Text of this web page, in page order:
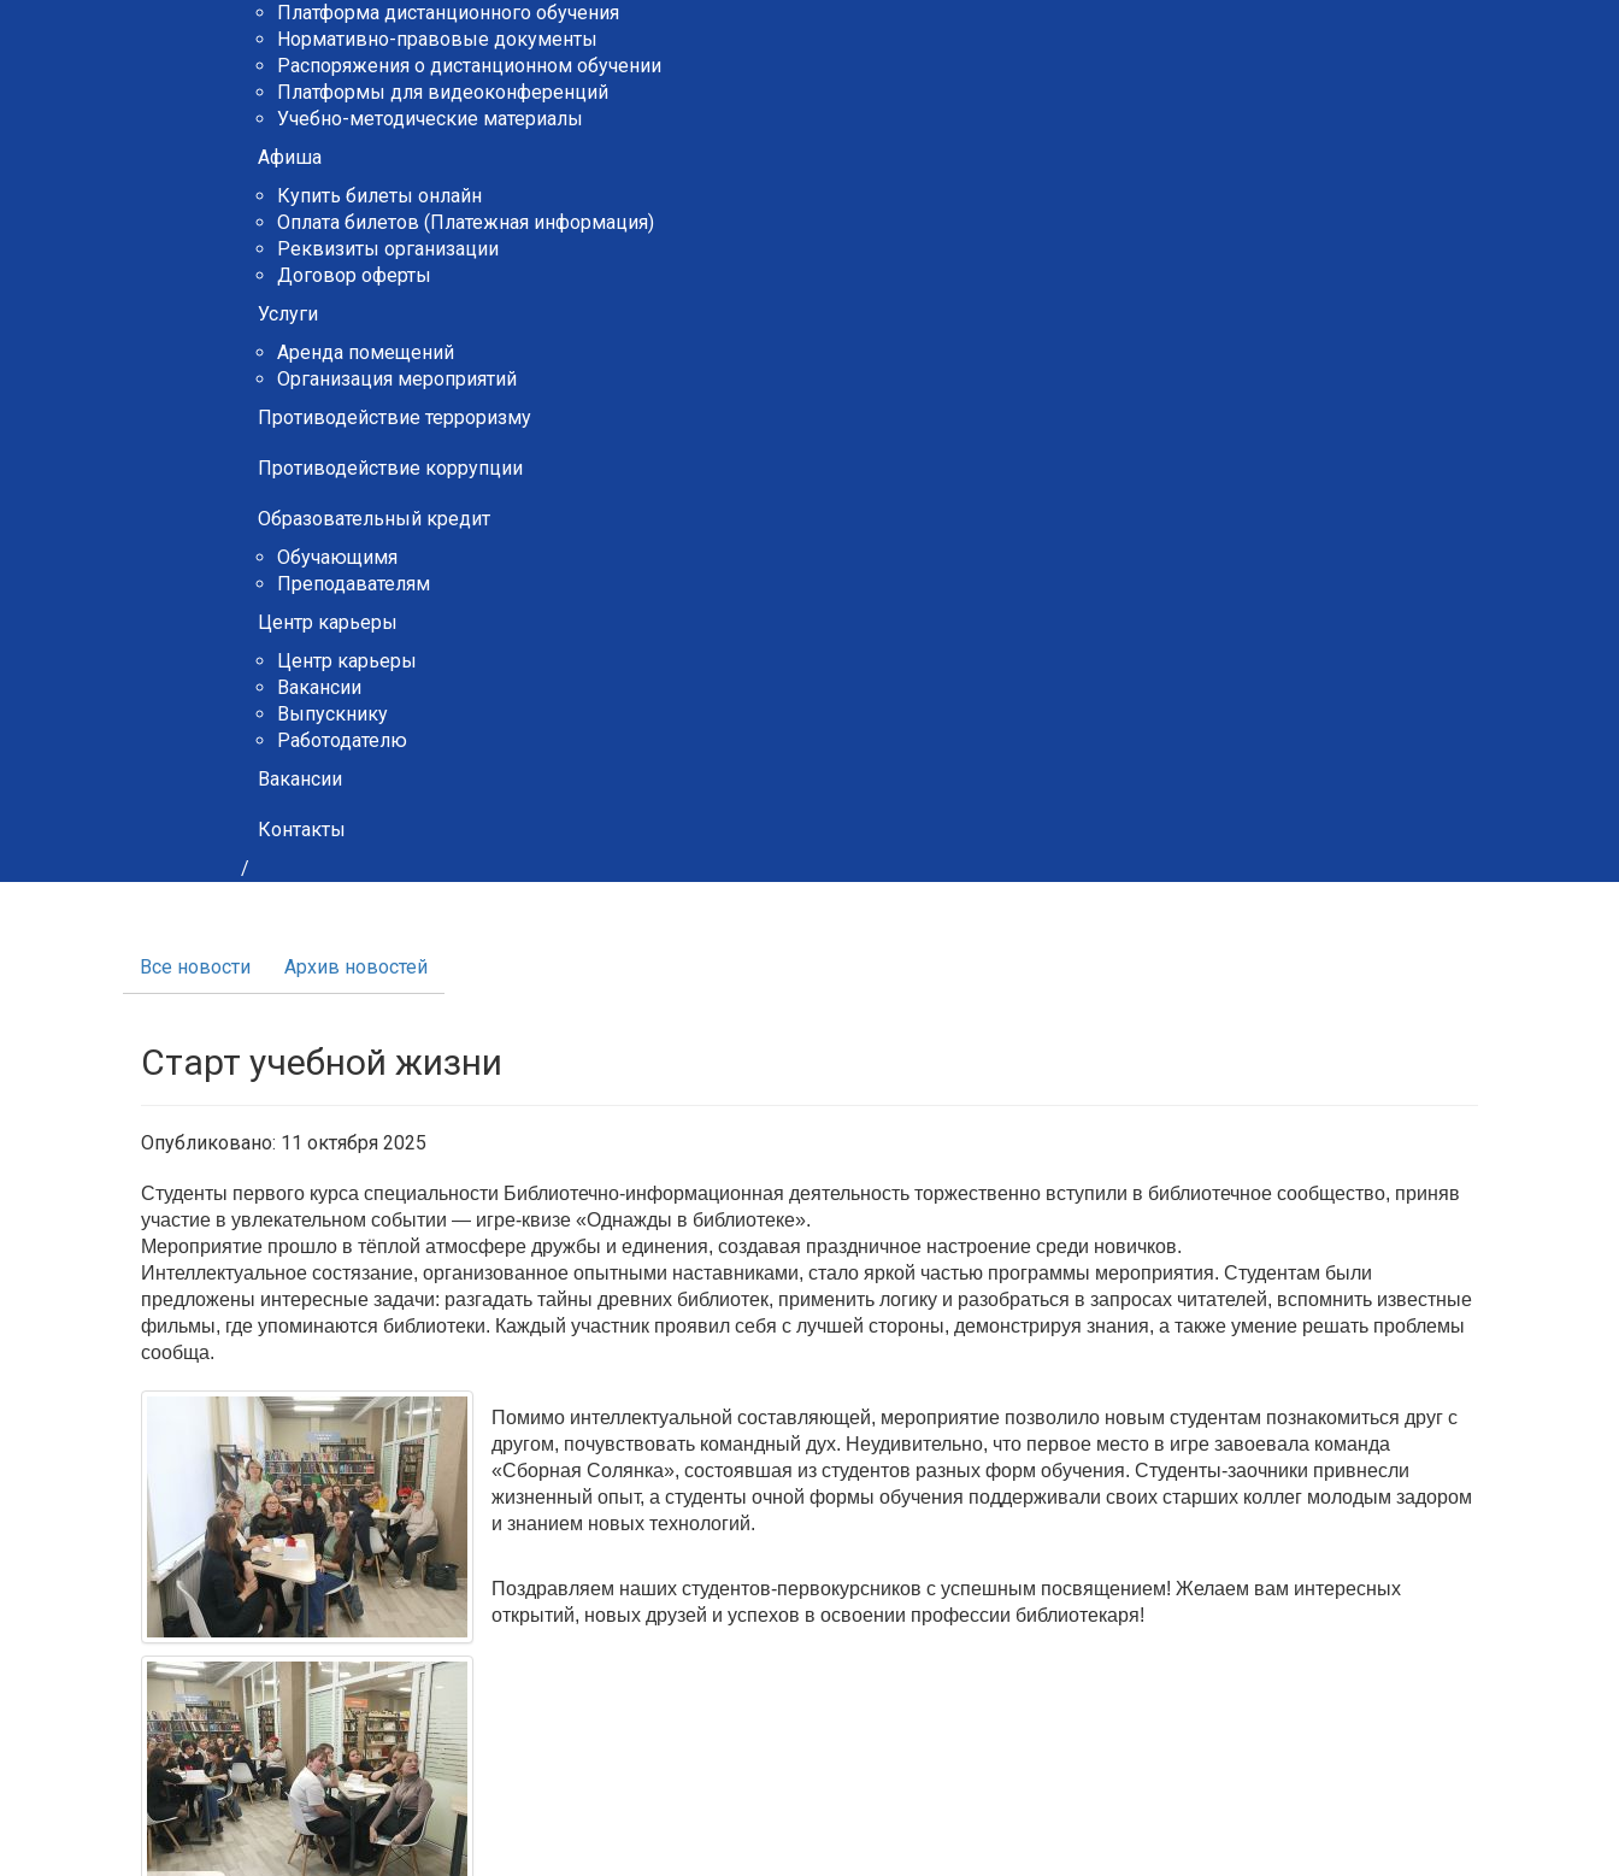
Платформа дистанционного обучения
Нормативно-правовые документы
Распоряжения о дистанционном обучении
Платформы для видеоконференций
Учебно-методические материалы
Афиша
Купить билеты онлайн
Оплата билетов (Платежная информация)
Реквизиты организации
Договор оферты
Услуги
Аренда помещений
Организация мероприятий
Противодействие терроризму
Противодействие коррупции
Образовательный кредит
Обучающимя
Преподавателям
Центр карьеры
Центр карьеры
Вакансии
Выпускнику
Работодателю
Вакансии
Контакты
/
Все новости Архив новостей
Старт учебной жизни
Опубликовано: 11 октября 2025
Студенты первого курса специальности Библиотечно-информационная деятельность торжественно вступили в библиотечное сообщество, приняв
участие в увлекательном событии — игре-квизе «Однажды в библиотеке».
Мероприятие прошло в тёплой атмосфере дружбы и единения, создавая праздничное настроение среди новичков.
Интеллектуальное состязание, организованное опытными наставниками, стало яркой частью программы мероприятия. Студентам были
предложены интересные задачи: разгадать тайны древних библиотек, применить логику и разобраться в запросах читателей, вспомнить известные
фильмы, где упоминаются библиотеки. Каждый участник проявил себя с лучшей стороны, демонстрируя знания, а также умение решать проблемы
сообща.
Помимо интеллектуальной составляющей, мероприятие позволило новым студентам познакомиться друг с
другом, почувствовать командный дух. Неудивительно, что первое место в игре завоевала команда
«Сборная Солянка», состоявшая из студентов разных форм обучения. Студенты-заочники привнесли
жизненный опыт, а студенты очной формы обучения поддерживали своих старших коллег молодым задором
и знанием новых технологий.
Поздравляем наших студентов-первокурсников с успешным посвящением! Желаем вам интересных
открытий, новых друзей и успехов в освоении профессии библиотекаря!